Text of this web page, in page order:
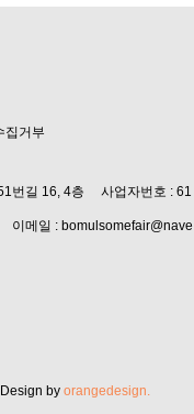
집거부
번길 16, 4층 사업자번호 : 61
메일 : bomulsomefair@nave
Design by orangedesign.